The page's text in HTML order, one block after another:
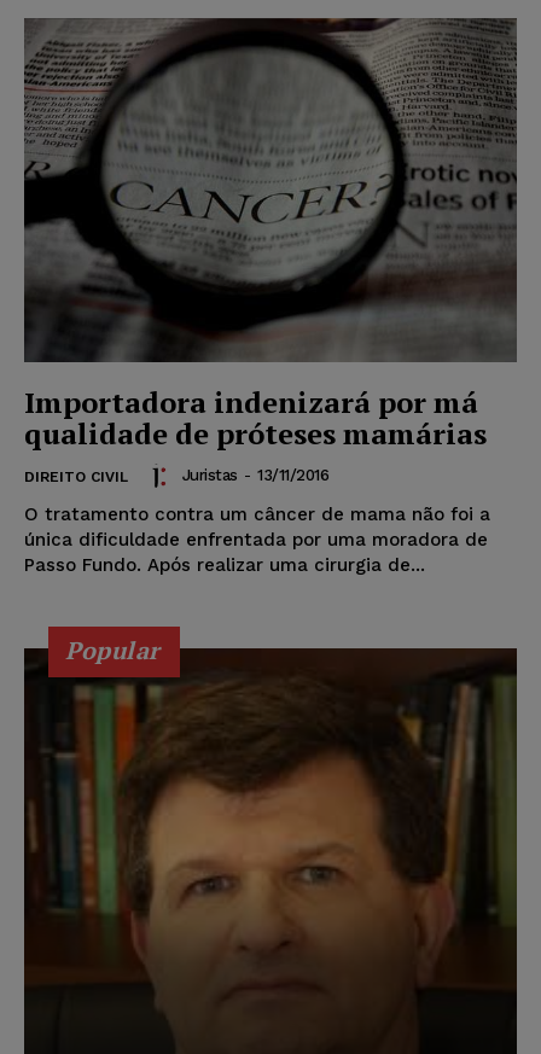
Importadora indenizará por má
qualidade de próteses mamárias
DIREITO CIVIL Juristas - 13/11/2016
O tratamento contra um câncer de mama não foi a
única dificuldade enfrentada por uma moradora de
Passo Fundo. Após realizar uma cirurgia de...
Popular